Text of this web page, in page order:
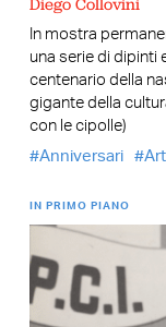
Diego Collovini
In mostra
una serie di dipinti
centenario della
gigante della
con le cipolle)
Anniversari
IN PRIMO PIANO